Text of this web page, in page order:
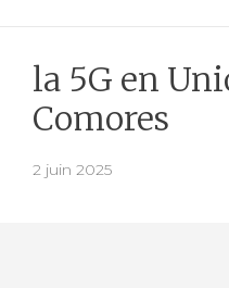
la 5G en
Comores
2 juin 2025